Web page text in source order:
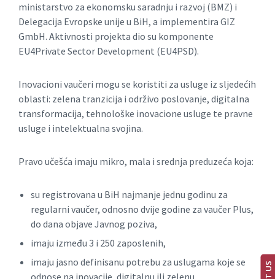
ministarstvo za ekonomsku saradnju i razvoj (BMZ) i
Delegacija Evropske unije u BiH, a implementira GIZ
GmbH. Aktivnosti projekta dio su komponente
EU4Private Sector Development (EU4PSD).
Inovacioni vaučeri mogu se koristiti za usluge iz sljedećih
oblasti: zelena tranzicija i održivo poslovanje, digitalna
transformacija, tehnološke inovacione usluge te pravne
usluge i intelektualna svojina.
Pravo učešća imaju mikro, mala i srednja preduzeća koja:
su registrovana u BiH najmanje jednu godinu za
regularni vaučer, odnosno dvije godine za vaučer Plus,
do dana objave Javnog poziva,
imaju između 3 i 250 zaposlenih,
imaju jasno definisanu potrebu za uslugama koje se